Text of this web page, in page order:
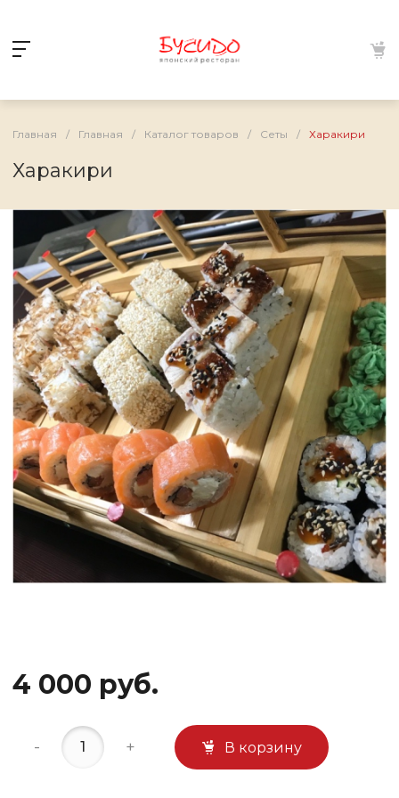
Главная / Главная / Каталог товаров / Сеты / Харакири
Харакири
4 000 руб.
- + В корзину